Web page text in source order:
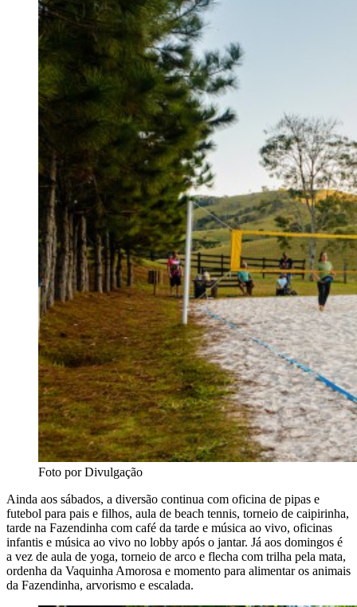
Foto por Divulgação
Ainda aos sábados, a diversão continua com oficina de pipas e
futebol para pais e filhos, aula de beach tennis, torneio de caipirinha,
tarde na Fazendinha com café da tarde e música ao vivo, oficinas
infantis e música ao vivo no lobby após o jantar. Já aos domingos é
a vez de aula de yoga, torneio de arco e flecha com trilha pela mata,
ordenha da Vaquinha Amorosa e momento para alimentar os animais
da Fazendinha, arvorismo e escalada.